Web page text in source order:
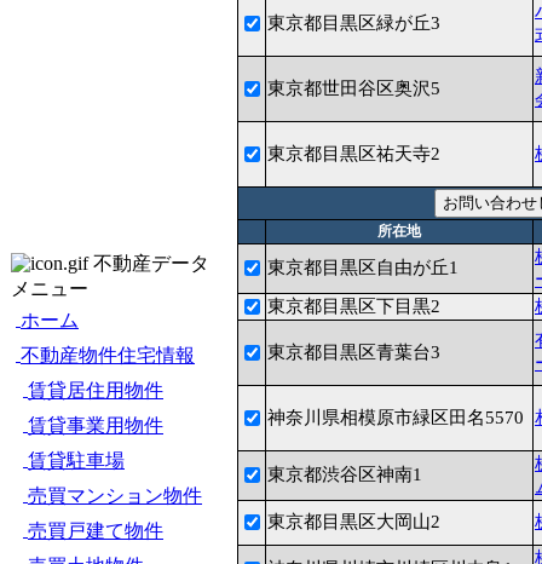
不動産データ
メニュー
ホーム
不動産物件住宅情報
賃貸居住用物件
賃貸事業用物件
賃貸駐車場
売買マンション物件
売買戸建て物件
東京都目黒区緑が丘3
東京都世田谷区奥沢5
東京都目黒区祐天寺2
所在地
東京都目黒区自由が丘1
東京都目黒区下目黒2
東京都目黒区青葉台3
神奈川県相模原市緑区田名5570
東京都渋谷区神南1
東京都目黒区大岡山2